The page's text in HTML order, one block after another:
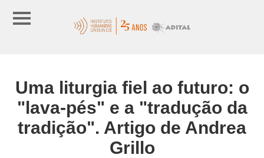
Uma liturgia fiel ao futuro: o
"lava-pés" e a "tradução da
tradição". Artigo de Andrea
Grillo